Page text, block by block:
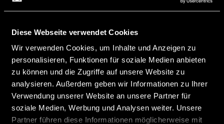
Diese Webseite verwendet Cookies
Wir verwenden Cookies, um Inhalte und Anzeigen zu
personalisieren, Funktionen für soziale Medien anbieten
zu können und die Zugriffe auf unsere Website zu
analysieren. Außerdem geben wir Informationen zu Ihrer
Verwendung unserer Website an unsere Partner für
soziale Medien, Werbung und Analysen weiter. Unsere
Partner führen diese Informationen möglicherweise mit
elektronischer Bauelemente. Wir legen großen Wert
sehr eng mit unseren Lieferanten zusammen, um
sicherzustellen, dass unsere Produkte den höchsten
Standards entsprechen. Unser erfahrenes Team steht
Ihnen jederzeit zur Seite und berät Sie gerne bei der
Auswahl der passenden Komponenten für Ihre
Anforderungen.
Ihr Ansprechpartner